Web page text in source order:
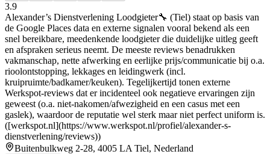
3.9
Alexander’s Dienstverlening Loodgieter🔧 (Tiel) staat op basis van
de Google Places data en externe signalen vooral bekend als een
snel bereikbare, meedenkende loodgieter die duidelijke uitleg geeft
en afspraken serieus neemt. De meeste reviews benadrukken
vakmanschap, nette afwerking en eerlijke prijs/communicatie bij o.a.
rioolontstopping, lekkages en leidingwerk (incl.
kruipruimte/badkamer/keuken). Tegelijkertijd tonen externe
Werkspot-reviews dat er incidenteel ook negatieve ervaringen zijn
geweest (o.a. niet-nakomen/afwezigheid en een casus met een
gaslek), waardoor de reputatie wel sterk maar niet perfect uniform is.
([werkspot.nl](https://www.werkspot.nl/profiel/alexander-s-
dienstverlening/reviews))
Buitenbulkweg 2-28, 4005 LA Tiel, Nederland